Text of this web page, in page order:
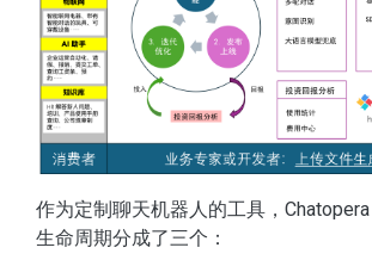
作为定制聊天机器人的工具，
生命周期分成了三个：